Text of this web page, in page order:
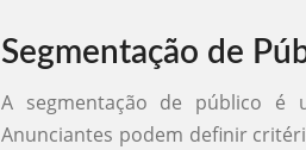
Segmentação de
A segmentação de público é
Anunciantes podem definir